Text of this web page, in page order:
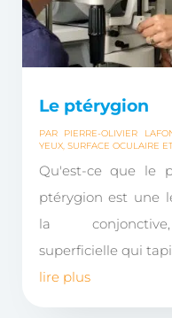
Le ptérygion
PAR PIERRE-OLIVIER
YEUX, SURFACE OCULAIRE
Qu'est-ce que
ptérygion est une
la
superficielle qui
lire plus